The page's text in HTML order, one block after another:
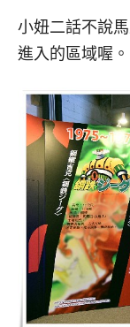
小妞二話不說
進入的區域喔。